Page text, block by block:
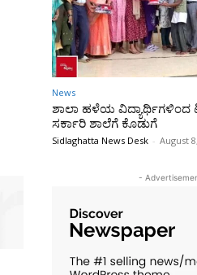
News
ಶಾಲಾ ಹಳೆಯ ವಿದ್ಯಾರ್ಥಿಗಳಿಂದ
ಸರ್ಕಾರಿ ಶಾಲೆಗೆ ಕೊಡುಗೆ
Sidlaghatta News Desk - August
-